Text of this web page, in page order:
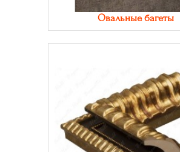
Овальные багеты